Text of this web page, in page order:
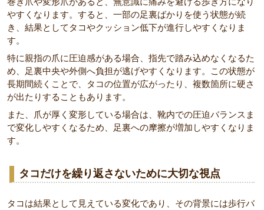
やすくなります。すると、一部の足裏ばかりを使う状態が続
き、結果としてタコやクッション低下が進行しやすくなりま
す。
特に親指の爪に圧迫感がある場合、指先で踏み込めなくなるた
め、足裏中央や外側へ負担が逃げやすくなります。この状態が
長期間続くことで、タコの位置が広がったり、複数箇所に硬さ
が出たりすることもあります。
また、爪が厚く変形している場合は、靴内での圧迫バランスま
で変化しやすくなるため、足裏への摩擦が増加しやすくなりま
す。
タコだけを繰り返さないために大切な視点
タコは結果として見えている変化であり、その背景には歩行バ